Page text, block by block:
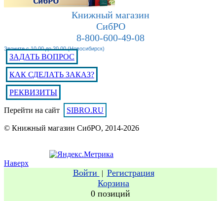
Книжный магазин
СибРО
8-800-600-49-08
Звоните с 10.00 до 20.00 (Новосибирск)
ЗАДАТЬ ВОПРОС
КАК СДЕЛАТЬ ЗАКАЗ?
РЕКВИЗИТЫ
Перейти на сайт SIBRO.RU
© Книжный магазин СибРО, 2014-2026
Наверх
Войти | Регистрация
Корзина
0 позиций